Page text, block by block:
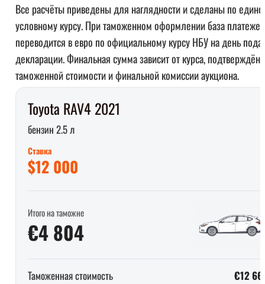
Все расчёты приведены для наглядности и сделаны по
условному курсу. При таможенном оформлении база платежей
переводится в евро по официальному курсу НБУ на день
декларации. Финальная сумма зависит от курса,
таможенной стоимости и финальной комиссии аукциона.
Toyota RAV4 2021
бензин 2.5 л
Ставка
$12 000
Итого на таможне
€4 804
Таможенная стоимость
€12